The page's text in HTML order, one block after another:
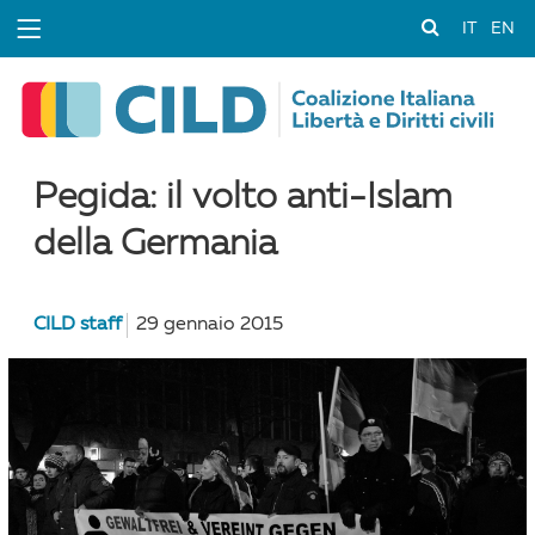
EN
Pegida: il volto anti-Islam
della Germania
CILD staff 29 gennaio 2015